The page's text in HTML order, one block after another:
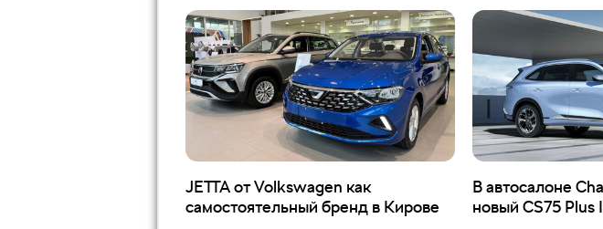
JETTA от Volkswagen как
самостоятельный бренд в Кирове
В автосалоне
новый CS75 Plus
фиксации предусмотрены верхние якоря креплений на
Оставаясь верным концепции ŠKODA FAMILY,
комфорте всех членов семьи, поэтому для маленьких
детских автокресел. Все они соответствуют
ряд серьезных испытаний, включая краш-тесты Euro
Автокресла группы 0 и 0+: ŠKODA BABY-SAFE Plus
Детские автокресла делятся на пять групп. Группа 0